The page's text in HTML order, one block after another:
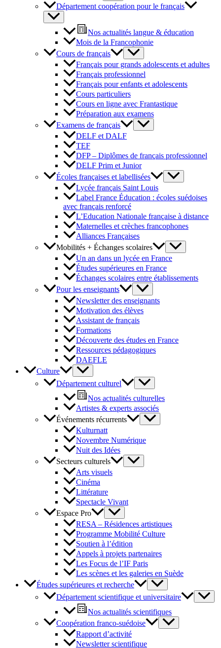
Département coopération pour le français
Nos actualités langue & éducation
Mois de la Francophonie
Cours de français
Français pour grands adolescents et adultes
Français professionnel
Français pour enfants et adolescents
Cours particuliers
Cours en ligne avec Frantastique
Préparation aux examens
Examens de français
DELF et DALF
TEF
DFP – Diplômes de français professionnel
DELF Prim et Junior
Écoles françaises et labellisées
Lycée français Saint Louis
Label France Éducation : écoles suédoises
avec français renforcé
L’Education Nationale française à distance
Maternelles et crèches francophones
Alliances Françaises
Mobilités + Échanges scolaires
Un an dans un lycée en France
Études supérieures en France
Échanges scolaires entre établissements
Pour les enseignants
Newsletter des enseignants
Motivation des élèves
Assistant de français
Formations
Découverte des études en France
Ressources pédagogiques
DAEFLE
Culture
Département culturel
Nos actualités culturelles
Artistes & experts associés
Événements récurrents
Kulturnatt
Novembre Numérique
Nuit des Idées
Secteurs culturels
Arts visuels
Cinéma
Littérature
Spectacle Vivant
Espace Pro
RESA – Résidences artistiques
Programme Mobilité Culture
Soutien à l’édition
Appels à projets partenaires
Les Focus de l’IF Paris
Les scènes et les galeries en Suède
Études supérieures et recherche
Département scientifique et universitaire
Nos actualités scientifiques
Coopération franco-suédoise
Rapport d’activité
Newsletter scientifique